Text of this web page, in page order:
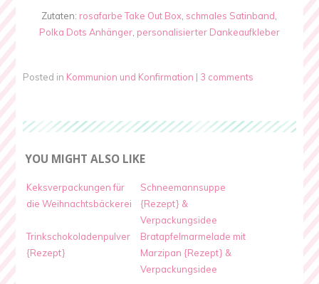
Zutaten:rosafarbe Take Out Box, schmales Satinband,
Polka Dots Anhänger, personalisierter Dankeaufkleber
Posted in Kommunion und Konfirmation | 3 comments
YOU MIGHT ALSO LIKE
Keksverpackungen für
die Weihnachtsbäckerei
Schneemannsuppe
{Rezept} &
Verpackungsidee
Trinkschokoladenpulver
{Rezept}
Bratapfelmarmelade mit
Marzipan {Rezept} &
Verpackungsidee